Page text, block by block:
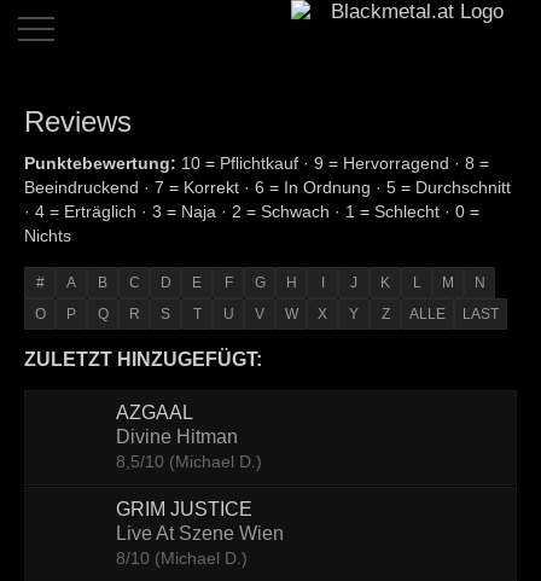
Home
Dates
Reviews
Reviews
Interviews
News
Contact
Reviews
Punktebewertung: 10 = Pflichtkauf · 9 = Hervorragend · 8 =
Beeindruckend · 7 = Korrekt · 6 = In Ordnung · 5 = Durchschnitt
· 4 = Erträglich · 3 = Naja · 2 = Schwach · 1 = Schlecht · 0 =
Nichts
# A B C D E F G H J K L M
N
O
P Q R S T U V W X Y Z ALLE LAST
ZULETZT HINZUGEFÜGT:
AZGAAL
Divine Hitman
8,5/10 (Michael D.)
GRIM JUSTICE
Live At Szene Wien
8/10 (Michael D.)